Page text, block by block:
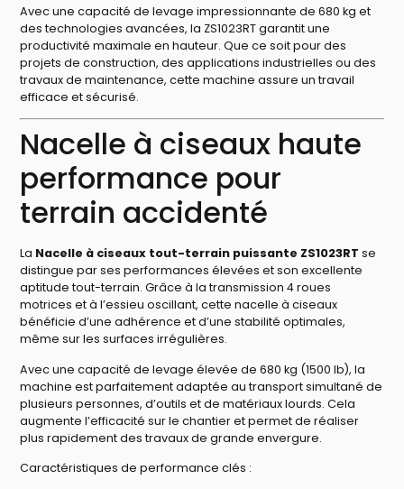
Avec une capacité de levage impressionnante de 680 kg et
des technologies avancées, la ZS1023RT garantit une
productivité maximale en hauteur. Que ce soit pour des
projets de construction, des applications industrielles ou des
travaux de maintenance, cette machine assure un travail
efficace et sécurisé.
Nacelle à ciseaux haute
performance pour
terrain accidenté
La Nacelle à ciseaux tout-terrain puissante ZS1023RT se
distingue par ses performances élevées et son excellente
aptitude tout-terrain. Grâce à la transmission 4 roues
motrices et à l’essieu oscillant, cette nacelle à ciseaux
bénéficie d’une adhérence et d’une stabilité optimales,
même sur les surfaces irrégulières.
Avec une capacité de levage élevée de 680 kg (1500 lb), la
machine est parfaitement adaptée au transport simultané de
plusieurs personnes, d’outils et de matériaux lourds. Cela
augmente l’efficacité sur le chantier et permet de réaliser
plus rapidement des travaux de grande envergure.
Caractéristiques de performance clés :